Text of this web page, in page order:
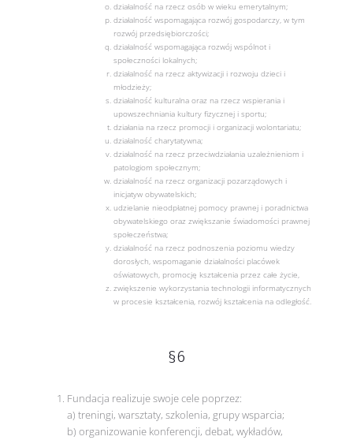
działalność na rzecz osób w wieku emerytalnym;
działalność wspomagająca rozwój gospodarczy, w tym
rozwój przedsiębiorczości;
działalność wspomagająca rozwój wspólnot i
społeczności lokalnych;
działalność na rzecz aktywizacji i rozwoju dzieci i
młodzieży;
działalność kulturalna oraz na rzecz wspierania i
upowszechniania kultury fizycznej i sportu;
działania na rzecz promocji i organizacji wolontariatu;
działalność charytatywna;
działalność na rzecz przeciwdziałania uzależnieniom i
patologiom społecznym;
działalność na rzecz organizacji pozarządowych i
inicjatyw obywatelskich;
udzielanie nieodpłatnej pomocy prawnej i poradnictwa
obywatelskiego oraz zwiększanie świadomości prawnej
społeczeństwa;
działalność na rzecz podnoszenia poziomu wiedzy
dorosłych, wspomaganie działalności placówek
oświatowych, promocję kształcenia przez całe życie,
zwiększenie wykorzystania technologii informatycznych
w procesie kształcenia, rozwój kształcenia na odległość.
§6
Fundacja realizuje swoje cele poprzez:
a) treningi, warsztaty, szkolenia, grupy wsparcia;
b) organizowanie konferencji, debat, wykładów,